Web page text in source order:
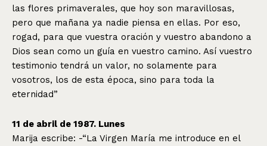
las flores primaverales, que hoy son maravillosas,
pero que mañana ya nadie piensa en ellas. Por eso,
rogad, para que vuestra oración y vuestro abandono a
Dios sean como un guía en vuestro camino. Así vuestro
testimonio tendrá un valor, no solamente para
vosotros, los de esta época, sino para toda la
eternidad”
11 de abril de 1987. Lunes
Marija escribe: -“La Virgen María me introduce en el